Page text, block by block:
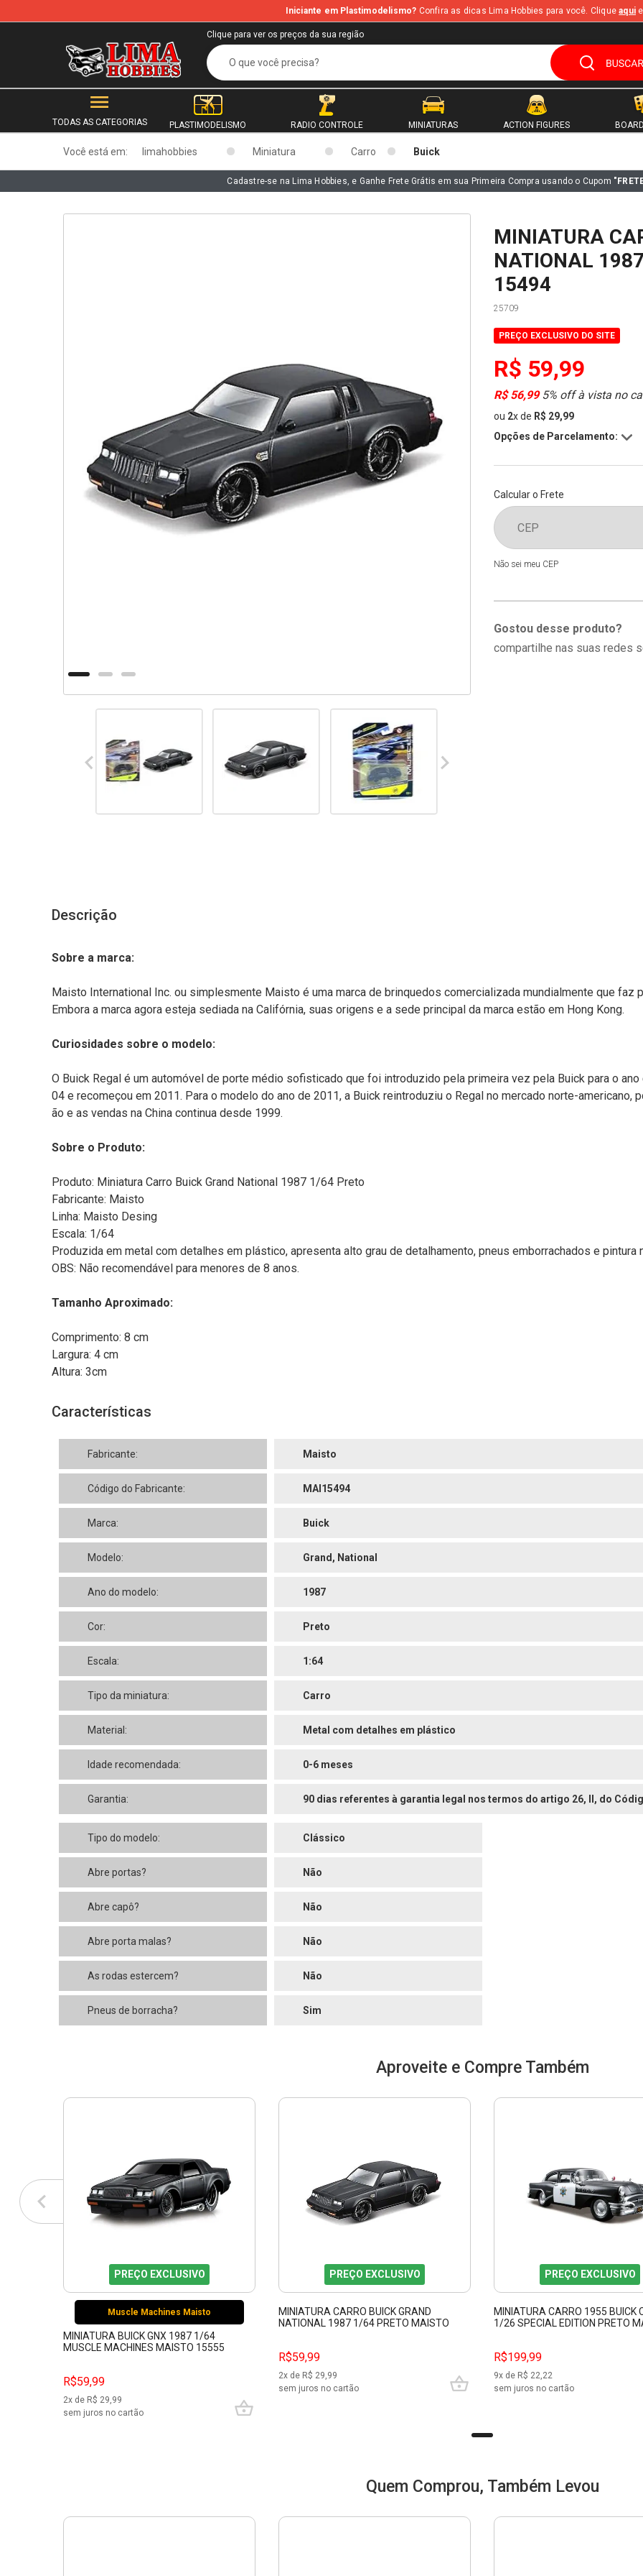
b
Iniciante em Plastimodelismo? Confira as dicas Lima Hobbies para você. Cliqueaqui
Clique para ver os preços da sua região
TODAS AS CATEGORIAS PLASTIMODELISMO RADIO CONTROLE MINIATURAS ACTION FIGURES
Você está em: limahobbies Miniatura Carro Buick
Cadastre-se na Lima Hobbies, e Ganhe Frete Grátis em sua Primeira Compra usando o Cupom
MINIATURA
NATIONAL
15494
25709
PREÇO EXCLUSIVO DO SITE
R$ 59,99
R$ 56,995% off à vista no
ou 2xde R$ 29,99
Opções de Parcelamento:
Calcular o Frete
Não sei meu CEP
Gostou desse produto?
compartilhe nas suas redes
Descrição
Sobre a marca:
Maisto International Inc. ou simplesmente Maisto é uma marca de brinquedos comercializada mundialmente que faz
Embora a marca agora esteja sediada na Califórnia, suas origens e a sede principal da marca estão em Hong Kong.
Curiosidades sobre o modelo:
O Buick Regal é um automóvel de porte médio sofisticado que foi introduzido pela primeira vez pela Buick para o
04 e recomeçou em 2011. Para o modelo do ano de 2011, a Buick reintroduziu o Regal no mercado norte-
ão e as vendas na China continua desde 1999.
Sobre o Produto:
Produto: Miniatura Carro Buick Grand National 1987 1/64 Preto
Fabricante: Maisto
Linha: Maisto Desing
Escala: 1/64
Produzida em metal com detalhes em plástico, apresenta alto grau de detalhamento, pneus emborrachados e pintura
OBS: Não recomendável para menores de 8 anos.
Tamanho Aproximado:
Comprimento: 8 cm
Largura: 4 cm
Altura: 3cm
Características
Fabricante: Maisto
Código do Fabricante: MAI15494
Marca: Buick
Modelo: Grand, National
Ano do modelo: 1987
Cor: Preto
Escala: 1:64
Tipo da miniatura: Carro
Material: Metal com detalhes em plástico
Idade recomendada: 0-6 meses
Garantia: 90 dias referentes à garantia legal nos termos do artigo 26, II, do
Tipo do modelo: Clássico
Abre portas? Não
Abre capô? Não
Abre porta malas? Não
As rodas estercem? Não
Pneus de borracha? Sim
Aproveite e Compre Também
PREÇO EXCLUSIVO
Muscle Machines Maisto
MINIATURA BUICK GNX 1987 1/64
MUSCLE MACHINES MAISTO 15555
R$59,99
2x de R$ 29,99
sem juros no cartão
PREÇO EXCLUSIVO
MINIATURA CARRO BUICK GRAND
NATIONAL 1987 1/64 PRETO MAISTO
R$59,99
2x de R$ 29,99
sem juros no cartão
PREÇO EXCLUSIVO
MINIATURA CARRO 1955 BUICK
1/26 SPECIAL EDITION PRETO
R$199,99
9x de R$ 22,22
sem juros no cartão
Quem Comprou, Também Levou